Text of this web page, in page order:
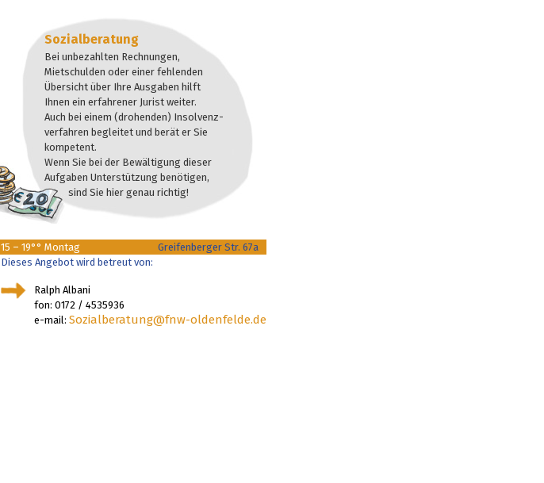
Sozialberatung
Bei unbezahlten Rechnungen,
Mietschulden oder einer fehlenden
Übersicht über Ihre Ausgaben hilft
Ihnen ein erfahrener Jurist weiter.
Auch bei einem (drohenden) Insolvenz-
verfahren begleitet und berät er Sie
kompetent.
Wenn Sie bei der Bewältigung dieser
Aufgaben Unterstützung benötigen,
sind Sie hier genau richtig!
15 – 19°° Montag
Greifenberger Str. 67a
Dieses Angebot wird betreut von:
Ralph Albani
fon: 0172 / 4535936
e-mail: Sozialberatung@fnw-oldenfelde.de